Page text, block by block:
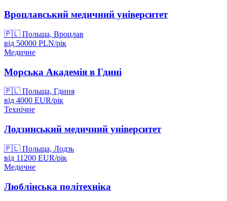
Вроцлавський медичний університет
🇵🇱 Польща, Вроцлав
від 50000 PLN/рік
Медичне
Морська Академія в Гдині
🇵🇱 Польща, Гдиня
від 4000 EUR/рік
Технічне
Лодзинський медичний університет
🇵🇱 Польща, Лодзь
від 11200 EUR/рік
Медичне
Люблінська політехніка